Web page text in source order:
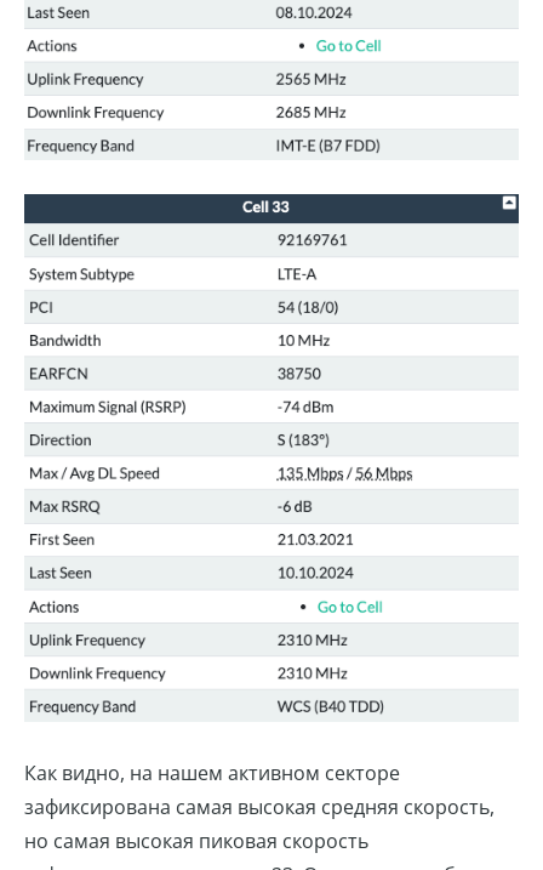
Как видно, на нашем активном секторе
зафиксирована самая высокая средняя скорость,
но самая высокая пиковая скорость